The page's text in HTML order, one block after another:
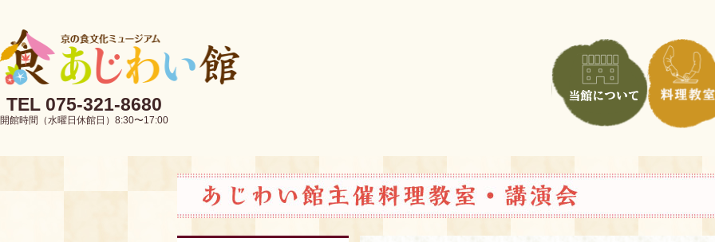
TEL 075-321-8680
開館時間（水曜日休館日）8:30〜17:00